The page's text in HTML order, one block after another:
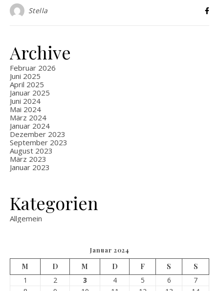
Stella
Archive
Februar 2026
Juni 2025
April 2025
Januar 2025
Juni 2024
Mai 2024
März 2024
Januar 2024
Dezember 2023
September 2023
August 2023
März 2023
Januar 2023
Kategorien
Allgemein
Januar 2024
M D M D F S
S
1
2 3 4 5 6
7